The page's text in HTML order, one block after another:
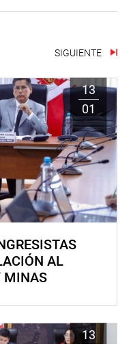
SIGUIENTE
13
01
AL
MINAS
13